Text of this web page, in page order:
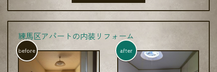
練馬区アパートの内装リフォーム
before after